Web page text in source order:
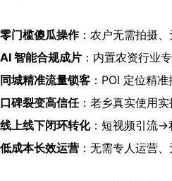
零门槛傻瓜操作：农户无需拍摄
AI 智能合规成片 ：内置农资行业
同城精准流量锁客 ：POI 定位精
口碑裂变高信任：老乡真实使用
线上线下闭环转化：短视频引流→
低成本长效运营 ：无需专人运营